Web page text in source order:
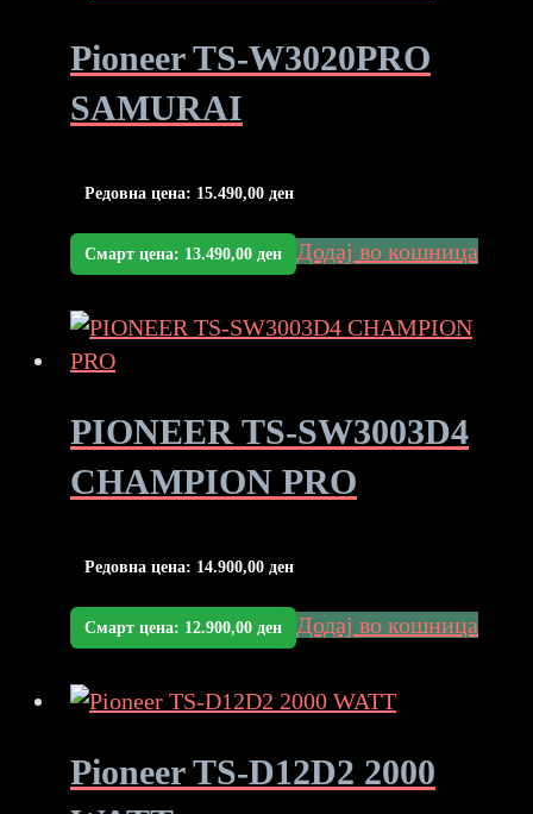
Pioneer TS-W3020PRO
SAMURAI
Редовна цена: 15.490,00 ден
Смарт цена: 13.490,00 ден Додај во кошница
PIONEER TS-SW3003D4
CHAMPION PRO
Редовна цена: 14.900,00 ден
Смарт цена: 12.900,00 ден Додај во кошница
Pioneer TS-D12D2 2000